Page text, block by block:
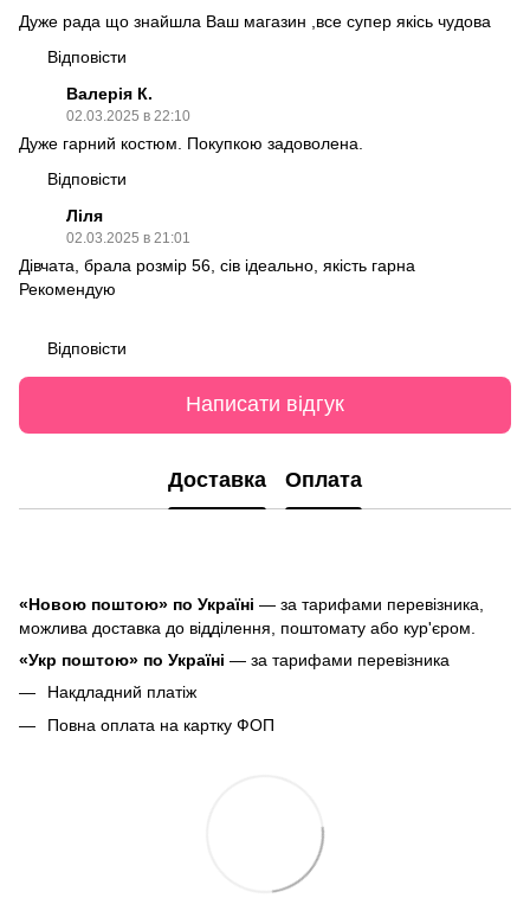
Дуже рада що знайшла Ваш магазин ,все супер якісь чудова
Відповісти
Валерія К.
02.03.2025 в 22:10
Дуже гарний костюм. Покупкою задоволена.
Відповісти
Ліля
02.03.2025 в 21:01
Дівчата, брала розмір 56, сів ідеально, якість гарна
Рекомендую
Відповісти
Написати відгук
Доставка Оплата
«Новою поштою» по Україні — за тарифами перевізника,
можлива доставка до відділення, поштомату або кур'єром.
«Укр поштою» по Україні — за тарифами перевізника
Накдладний платіж
Повна оплата на картку ФОП